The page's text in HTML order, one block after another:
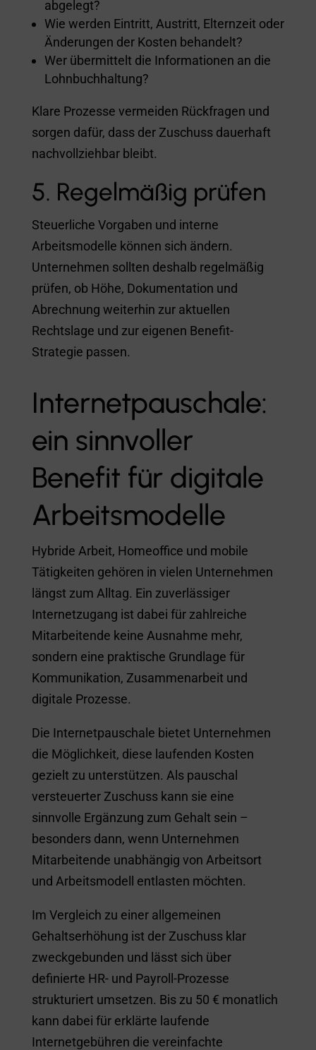
abgelegt?
Wie werden Eintritt, Austritt, Elternzeit oder
Änderungen der Kosten behandelt?
Wer übermittelt die Informationen an die
Lohnbuchhaltung?
Klare Prozesse vermeiden Rückfragen und
sorgen dafür, dass der Zuschuss dauerhaft
nachvollziehbar bleibt.
5. Regelmäßig prüfen
Steuerliche Vorgaben und interne
Arbeitsmodelle können sich ändern.
Unternehmen sollten deshalb regelmäßig
prüfen, ob Höhe, Dokumentation und
Abrechnung weiterhin zur aktuellen
Rechtslage und zur eigenen Benefit-
Strategie passen.
Internetpauschale:
ein sinnvoller
Benefit für digitale
Arbeitsmodelle
Hybride Arbeit, Homeoffice und mobile
Tätigkeiten gehören in vielen Unternehmen
längst zum Alltag. Ein zuverlässiger
Internetzugang ist dabei für zahlreiche
Mitarbeitende keine Ausnahme mehr,
sondern eine praktische Grundlage für
Kommunikation, Zusammenarbeit und
digitale Prozesse.
Die Internetpauschale bietet Unternehmen
die Möglichkeit, diese laufenden Kosten
gezielt zu unterstützen. Als pauschal
versteuerter Zuschuss kann sie eine
sinnvolle Ergänzung zum Gehalt sein –
besonders dann, wenn Unternehmen
Mitarbeitende unabhängig von Arbeitsort
und Arbeitsmodell entlasten möchten.
Im Vergleich zu einer allgemeinen
Gehaltserhöhung ist der Zuschuss klar
zweckgebunden und lässt sich über
definierte HR- und Payroll-Prozesse
strukturiert umsetzen. Bis zu 50 € monatlich
kann dabei für erklärte laufende
Internetgebühren die vereinfachte